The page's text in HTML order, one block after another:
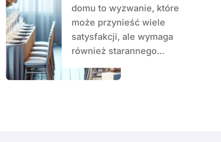
domu to wyzwanie, które
może przynieść wiele
satysfakcji, ale wymaga
również starannego...